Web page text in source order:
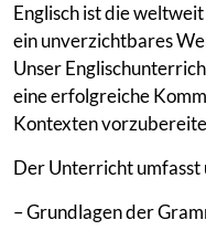
Englisch ist die
ein unverzichtbares
Unser
eine erfolgreiche
Kontexten
Der Unterricht umfasst
– Grundlagen der